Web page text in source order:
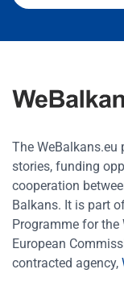
The WeBalkans.eu
stories, funding
cooperation
Balkans. It is part
Programme for the
European
contracted agency,